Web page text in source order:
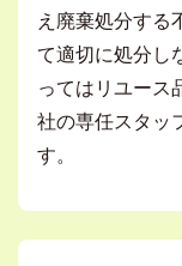
え廃棄処分する
て適切に処分し
ってはリユース
社の専任スタッ
す。